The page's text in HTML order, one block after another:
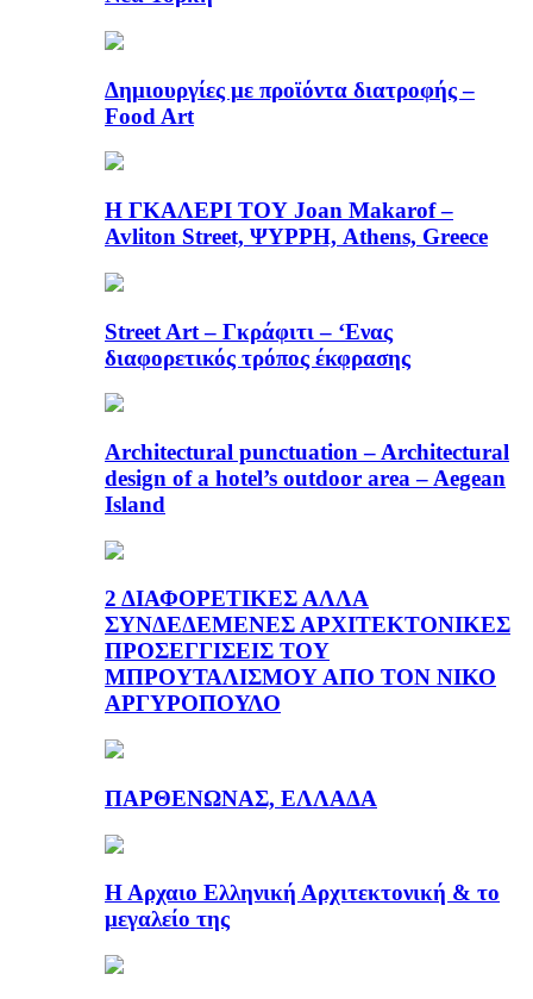
Δημιουργίες με προϊόντα διατροφής –
Food Art
Η ΓΚΑΛΕΡΙ ΤΟΥ Joan Makarof –
Avliton Street, ΨΥΡΡΗ, Athens, Greece
Street Art – Γκράφιτι – ‘Ενας
διαφορετικός τρόπος έκφρασης
Architectural punctuation – Architectural
design of a hotel’s outdoor area – Aegean
Island
2 ΔΙΑΦΟΡΕΤΙΚΕΣ ΑΛΛΑ
ΣΥΝΔΕΔΕΜΕΝΕΣ ΑΡΧΙΤΕΚΤΟΝΙΚΕΣ
ΠΡΟΣΕΓΓΙΣΕΙΣ ΤΟΥ
ΜΠΡΟΥΤΑΛΙΣΜΟΥ ΑΠΟ ΤΟΝ ΝΙΚΟ
ΑΡΓΥΡΟΠΟΥΛΟ
ΠΑΡΘΕΝΩΝΑΣ, ΕΛΛΑΔΑ
Η Αρχαιο Ελληνική Αρχιτεκτονική & το
μεγαλείο της